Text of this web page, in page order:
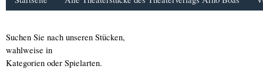
Suchen Sie nach unseren Stücken,
wahlweise in
Kategorien oder Spielarten.